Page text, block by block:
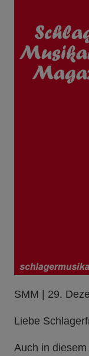
SMM | 29.
Liebe
Auch in